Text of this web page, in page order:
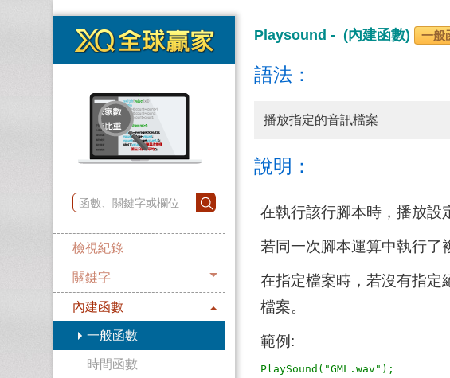
檢視紀錄
關鍵字
內建函數
一般函數
時間函數
Playsound - (內建函數) 一般
語法：
播放指定的音訊檔案
說明：
在執行該行腳本時，播放設
若同一次腳本運算中執行了
在指定檔案時，若沒有指
檔案。
範例:
PlaySound("GML.wav");